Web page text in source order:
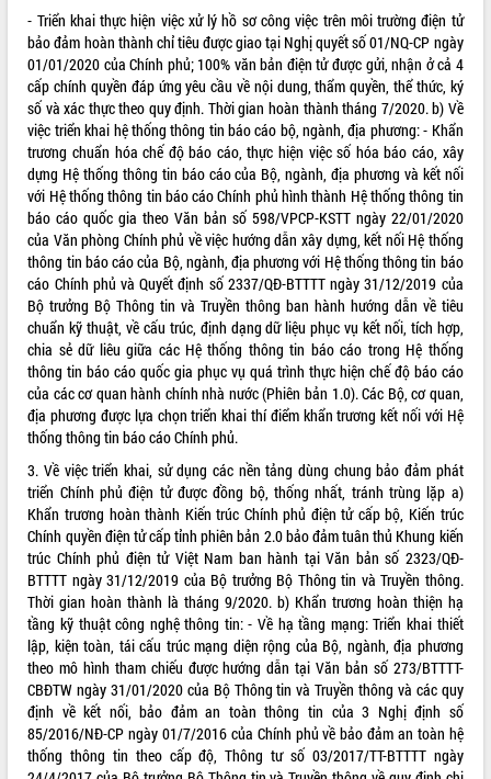
- Triển khai thực hiện việc xử lý hồ sơ công việc trên môi trường điện tử
bảo đảm hoàn thành chỉ tiêu được giao tại Nghị quyết số 01/NQ-CP ngày
01/01/2020 của Chính phủ; 100% văn bản điện tử được gửi, nhận ở cả 4
cấp chính quyền đáp ứng yêu cầu về nội dung, thẩm quyền, thể thức, ký
số và xác thực theo quy định. Thời gian hoàn thành tháng 7/2020. b) Về
việc triển khai hệ thống thông tin báo cáo bộ, ngành, địa phương: - Khẩn
trương chuẩn hóa chế độ báo cáo, thực hiện việc số hóa báo cáo, xây
dựng Hệ thống thông tin báo cáo của Bộ, ngành, địa phương và kết nối
với Hệ thống thông tin báo cáo Chính phủ hình thành Hệ thống thông tin
báo cáo quốc gia theo Văn bản số 598/VPCP-KSTT ngày 22/01/2020
của Văn phòng Chính phủ về việc hướng dẫn xây dựng, kết nối Hệ thống
thông tin báo cáo của Bộ, ngành, địa phương với Hệ thống thông tin báo
cáo Chính phủ và Quyết định số 2337/QĐ-BTTTT ngày 31/12/2019 của
Bộ trưởng Bộ Thông tin và Truyền thông ban hành hướng dẫn về tiêu
chuẩn kỹ thuật, về cấu trúc, định dạng dữ liệu phục vụ kết nối, tích hợp,
chia sẻ dữ liêu giữa các Hệ thống thông tin báo cáo trong Hệ thống
thông tin báo cáo quốc gia phục vụ quá trình thực hiện chế độ báo cáo
của các cơ quan hành chính nhà nước (Phiên bản 1.0). Các Bộ, cơ quan,
địa phương được lựa chọn triển khai thí điểm khẩn trương kết nối với Hệ
thống thông tin báo cáo Chính phủ.
3. Về việc triển khai, sử dụng các nền tảng dùng chung bảo đảm phát
triển Chính phủ điện tử được đồng bộ, thống nhất, tránh trùng lặp a)
Khẩn trương hoàn thành Kiến trúc Chính phủ điện tử cấp bộ, Kiến trúc
Chính quyền điện tử cấp tỉnh phiên bản 2.0 bảo đảm tuân thủ Khung kiến
trúc Chính phủ điện tử Việt Nam ban hành tại Văn bản số 2323/QĐ-
BTTTT ngày 31/12/2019 của Bộ trưởng Bộ Thông tin và Truyền thông.
Thời gian hoàn thành là tháng 9/2020. b) Khẩn trương hoàn thiện hạ
tầng kỹ thuật công nghệ thông tin: - Về hạ tầng mạng: Triển khai thiết
lập, kiện toàn, tái cấu trúc mạng diện rộng của Bộ, ngành, địa phương
theo mô hình tham chiếu được hướng dẫn tại Văn bản số 273/BTTTT-
CBĐTW ngày 31/01/2020 của Bộ Thông tin và Truyền thông và các quy
định về kết nối, bảo đảm an toàn thông tin của 3 Nghị định số
85/2016/NĐ-CP ngày 01/7/2016 của Chính phủ về bảo đảm an toàn hệ
thống thông tin theo cấp độ, Thông tư số 03/2017/TT-BTTTT ngày